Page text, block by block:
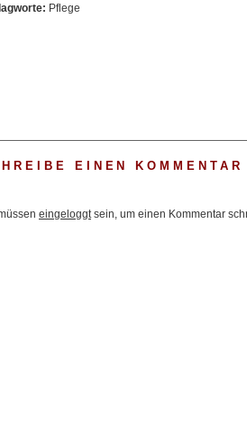
Pflege
EINEN KOMMENTAR
eingeloggtsein, um einen Kommentar